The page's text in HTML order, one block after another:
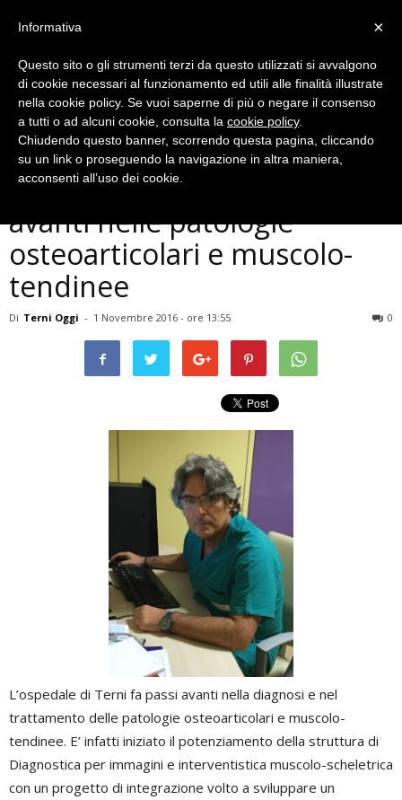
Cronaca
Ospedale di Terni, passi
avanti nelle patologie
osteoarticolari e muscolo-
tendinee
Di Terni Oggi - 1 Novembre 2016 - ore 13:55 0
L’ospedale di Terni fa passi avanti nella diagnosi e nel
trattamento delle patologie osteoarticolari e muscolo-
tendinee. E’ infatti iniziato il potenziamento della struttura di
Diagnostica per immagini e interventistica muscolo-scheletrica
con un progetto di integrazione volto a sviluppare un
×
Informativa
Questo sito o gli strumenti terzi da questo utilizzati si avvalgono
di cookie necessari al funzionamento ed utili alle finalità illustrate
nella cookie policy. Se vuoi saperne di più o negare il consenso
a tutti o ad alcuni cookie, consulta la cookie policy.
Chiudendo questo banner, scorrendo questa pagina, cliccando
su un link o proseguendo la navigazione in altra maniera,
acconsenti all’uso dei cookie.